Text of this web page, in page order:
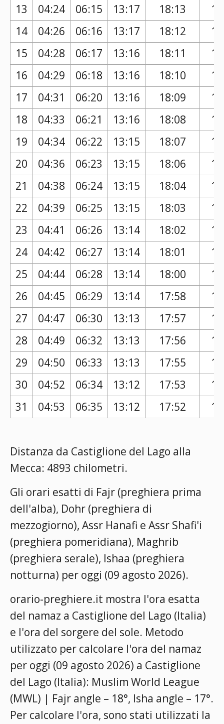
13 04:24 06:15 13:17 18:13
14
04:26 06:16 13:17 18:12
15
04:28 06:17 13:16 18:11
16
04:29 06:18 13:16 18:10
17
04:31 06:20 13:16 18:09
18
04:33 06:21 13:16 18:08
19
04:34 06:22 13:15 18:07
20
04:36 06:23 13:15 18:06
21
04:38 06:24 13:15 18:04
22
04:39 06:25 13:15 18:03
23
04:41 06:26 13:14 18:02
24
04:42 06:27 13:14 18:01
25
04:44 06:28 13:14 18:00
26
04:45 06:29 13:14 17:58
27
04:47 06:30 13:13 17:57
28
04:49 06:32 13:13 17:56
29
04:50 06:33 13:13 17:55
30
04:52 06:34 13:12 17:53
31
04:53 06:35 13:12 17:52
Distanza da Castiglione del Lago alla
Mecca: 4893 chilometri.
Gli orari esatti di Fajr (preghiera prima
dell'alba), Dohr (preghiera di
mezzogiorno), Assr Hanafi e Assr Shafi'i
(preghiera pomeridiana), Maghrib
(preghiera serale), Ishaa (preghiera
notturna) per oggi (09 agosto 2026).
orario-preghiere.it mostra l'ora esatta
del namaz a Castiglione del Lago (Italia)
e l'ora del sorgere del sole. Metodo
utilizzato per calcolare l'ora del namaz
per oggi (09 agosto 2026) a Castiglione
del Lago (Italia): Muslim World League
(MWL) | Fajr angle – 18°, Isha angle – 17°.
Per calcolare l'ora, sono stati utilizzati la